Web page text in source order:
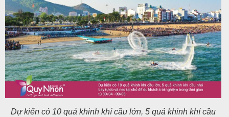
Dự kiến có 10 quả khinh khí cầu lớn, 5 quả khinh khí cầu